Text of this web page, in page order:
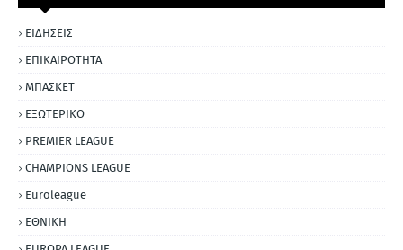
ΕΙΔΗΣΕΙΣ
ΕΠΙΚΑΙΡΟΤΗΤΑ
ΜΠΑΣΚΕΤ
ΕΞΩΤΕΡΙΚΟ
PREMIER LEAGUE
CHAMPIONS LEAGUE
Euroleague
ΕΘΝΙΚΗ